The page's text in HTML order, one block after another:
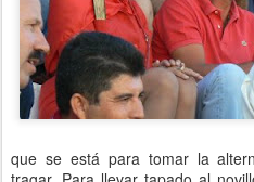
que se está para tomar la